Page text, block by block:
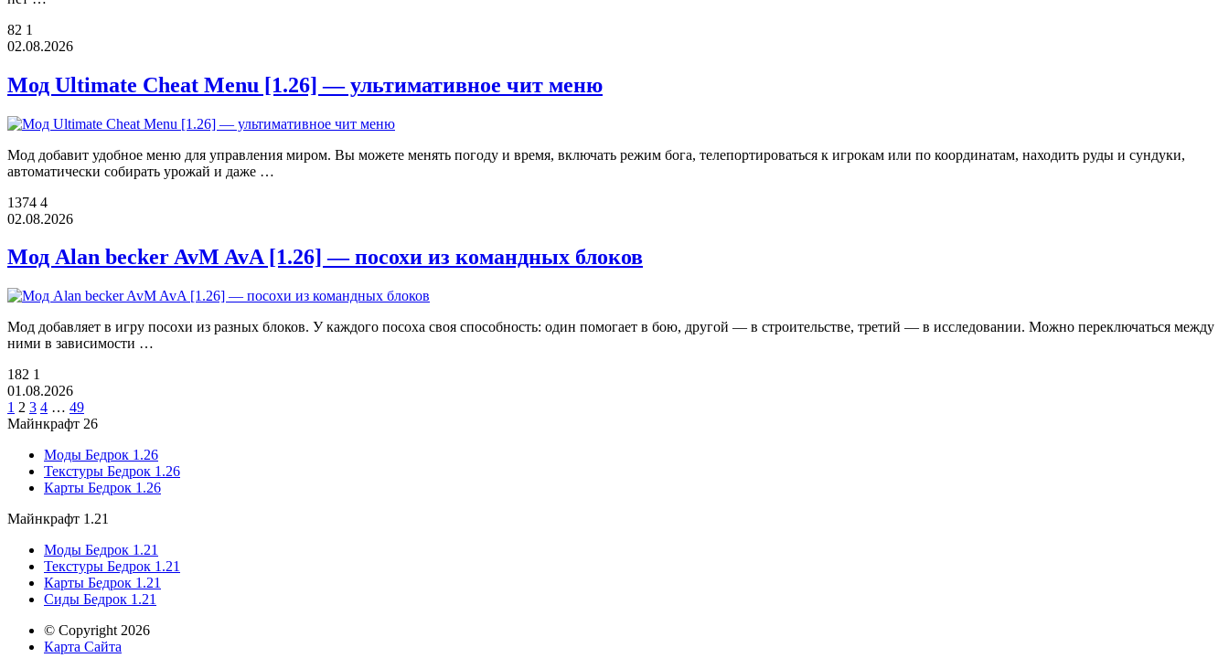
82 1
02.08.2026
Мод Ultimate Cheat Menu [1.26] — ультимативное чит меню
Мод добавит удобное меню для управления миром. Вы можете менять погоду и время, включать режим бога, телепортироваться к игрокам или по координатам, находить руды и сундуки,
автоматически собирать урожай и даже …
1374 4
02.08.2026
Мод Alan becker AvM AvA [1.26] — посохи из командных блоков
Мод добавляет в игру посохи из разных блоков. У каждого посоха своя способность: один помогает в бою, другой — в строительстве, третий — в исследовании. Можно переключаться между
ними в зависимости …
182 1
01.08.2026
1 2 3 4 … 49
Майнкрафт 26
Моды Бедрок 1.26
Текстуры Бедрок 1.26
Карты Бедрок 1.26
Майнкрафт 1.21
Моды Бедрок 1.21
Текстуры Бедрок 1.21
Карты Бедрок 1.21
Сиды Бедрок 1.21
© Copyright 2026
Карта Сайта